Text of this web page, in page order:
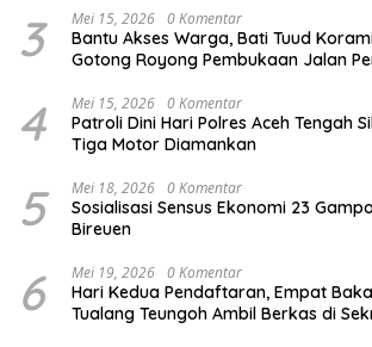
3 Mei 15, 2026 0 Komentar
Bantu Akses Warga, Bati Tuud
Gotong Royong Pembukaan Jalan
4 Mei 15, 2026 0 Komentar
Patroli Dini Hari Polres Aceh Tengah
Tiga Motor Diamankan
5 Mei 18, 2026 0 Komentar
Sosialisasi Sensus Ekonomi 23
Bireuen
6 Mei 19, 2026 0 Komentar
Hari Kedua Pendaftaran, Empat
Tualang Teungoh Ambil Berkas di